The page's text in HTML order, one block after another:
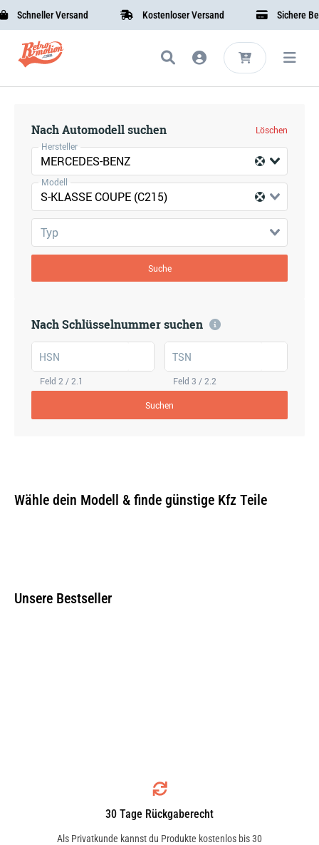
Schneller Versand Kostenloser Versand Sichere
Nach Automodell suchen
Löschen
Hersteller
MERCEDES-BENZ
Modell
S-KLASSE COUPE (C215)
Typ
Suche
Nach Schlüsselnummer suchen
HSN
Feld 2 / 2.1
TSN
Feld 3 / 2.2
Suchen
Wähle dein Modell & finde günstige Kfz Teile
Unsere Bestseller
30 Tage Rückgaberecht
Als Privatkunde kannst du Produkte kostenlos bis 30